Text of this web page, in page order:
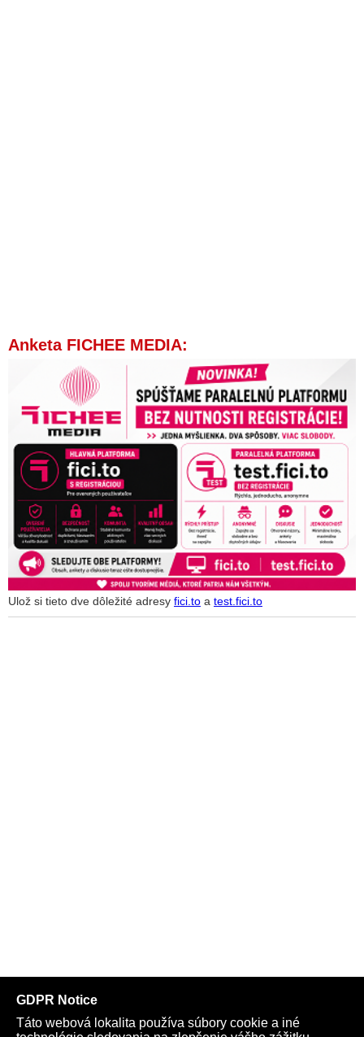
Anketa FICHEE MEDIA:
Ulož si tieto dve dôležité adresy fici.to a test.fici.to